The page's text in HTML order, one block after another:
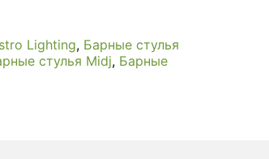
Lighting, Барные стулья
стулья Midj, Барные